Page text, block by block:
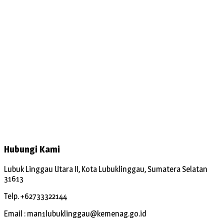
Hubungi Kami
Lubuk Linggau Utara II, Kota Lubuklinggau, Sumatera Selatan
31613
Telp. +62733322144
Email : man1lubuklinggau@kemenag.go.id